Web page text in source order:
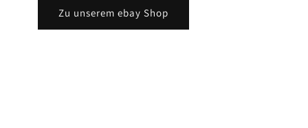
Zu unserem ebay Shop